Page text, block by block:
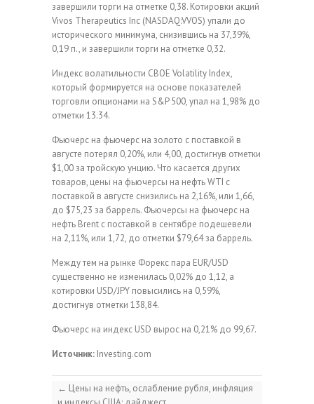
завершили торги на отметке 0,38. Котировки акций
Vivos Therapeutics Inc (NASDAQ:VVOS) упали до
исторического минимума, снизившись на 37,39%,
0,19 п., и завершили торги на отметке 0,32.
Индекс волатильности CBOE Volatility Index,
который формируется на основе показателей
торговли опционами на S&P 500, упал на 1,98% до
отметки 13.34.
Фьючерс на фьючерс на золото с поставкой в
августе потерял 0,20%, или 4,00, достигнув отметки
$1,00 за тройскую унцию. Что касается других
товаров, цены на фьючерсы на нефть WTI с
поставкой в августе снизились на 2,16%, или 1,66,
до $75,23 за баррель. Фьючерсы на фьючерс на
нефть Brent с поставкой в сентябре подешевели
на 2,11%, или 1,72, до отметки $79,64 за баррель.
Между тем на рынке Форекс пара EUR/USD
существенно не изменилась 0,02% до 1,12, а
котировки USD/JPY повысились на 0,59%,
достигнув отметки 138,84.
Фьючерс на индекс USD вырос на 0,21% до 99,67.
Источник: Investing.com
← Цены на нефть, ослабление рубля, инфляция